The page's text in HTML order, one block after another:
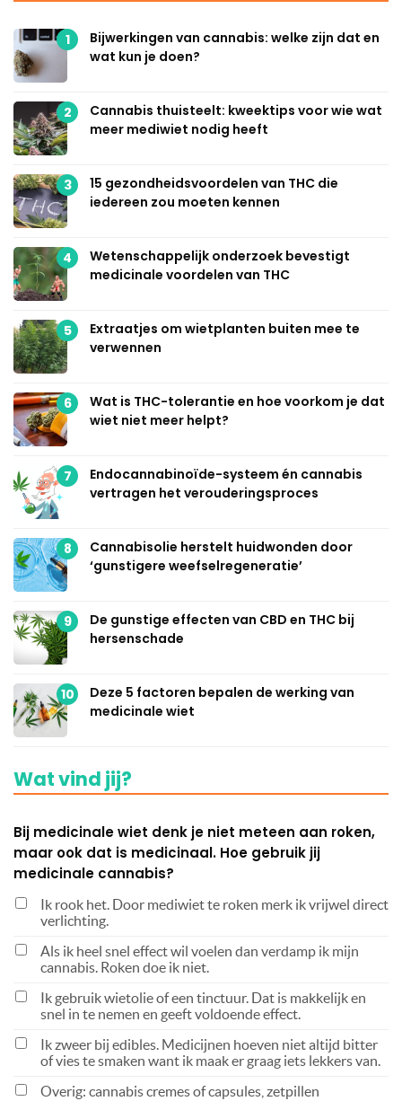
1
Bijwerkingen van cannabis: welke zijn dat en
wat kun je doen?
2
Cannabis thuisteelt: kweektips voor wie wat
meer mediwiet nodig heeft
3
15 gezondheidsvoordelen van THC die
iedereen zou moeten kennen
4
Wetenschappelijk onderzoek bevestigt
medicinale voordelen van THC
5
Extraatjes om wietplanten buiten mee te
verwennen
6
Wat is THC-tolerantie en hoe voorkom je dat
wiet niet meer helpt?
7
Endocannabinoïde-systeem én cannabis
vertragen het verouderingsproces
8
Cannabisolie herstelt huidwonden door
‘gunstigere weefselregeneratie’
9
De gunstige effecten van CBD en THC bij
hersenschade
10
Deze 5 factoren bepalen de werking van
medicinale wiet
Wat vind jij?
Bij medicinale wiet denk je niet meteen aan roken,
maar ook dat is medicinaal. Hoe gebruik jij
medicinale cannabis?
Ik rook het. Door mediwiet te roken merk ik vrijwel direct
verlichting.
Als ik heel snel effect wil voelen dan verdamp ik mijn
cannabis. Roken doe ik niet.
Ik gebruik wietolie of een tinctuur. Dat is makkelijk en
snel in te nemen en geeft voldoende effect.
Ik zweer bij edibles. Medicijnen hoeven niet altijd bitter
of vies te smaken want ik maak er graag iets lekkers van.
Overig: cannabis cremes of capsules, zetpillen